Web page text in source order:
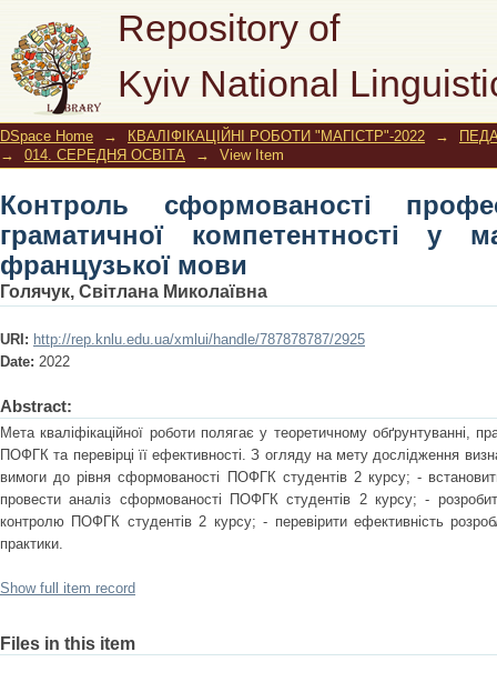
Repository of
Kyiv National
Контроль сформованості
компетентності у майбутніх
DSpace Home → КВАЛІФІКАЦІЙНІ РОБОТИ "МАГІСТР"-2022 →
→
014. СЕРЕДНЯ ОСВІТА → View Item
Контроль сформованості
граматичної компетентності у
французької мови
Голячук, Світлана Миколаївна
URI: http://rep.knlu.edu.ua/xmlui/handle/787878787/2925
Date: 2022
Abstract:
Мета кваліфікаційної роботи полягає у теоретичному обґрунтуванні,
ПОФГК та перевірці її ефективності. З огляду на мету дослідження
вимоги до рівня сформованості ПОФГК студентів 2 курсу; -
провести аналіз сформованості ПОФГК студентів 2 курсу; -
контролю ПОФГК студентів 2 курсу; - перевірити ефективність
практики.
Show full item record
Files in this item